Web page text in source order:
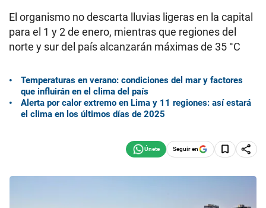
El organismo no descarta lluvias ligeras en la capital
para el 1 y 2 de enero, mientras que regiones del
norte y sur del país alcanzarán máximas de 35 °C
Temperaturas en verano: condiciones del mar y factores
que influirán en el clima del país
Alerta por calor extremo en Lima y 11 regiones: así estará
el clima en los últimos días de 2025
Seguir en